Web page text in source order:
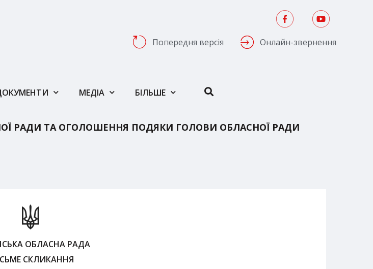
Попередня версія Онлайн-звернення
МЕДІА БІЛЬШЕ
РАДИ ТА ОГОЛОШЕННЯ ПОДЯКИ ГОЛОВИ ОБЛАСНОЇ РАДИ
ОБЛАСНА РАДА
СКЛИКАННЯ